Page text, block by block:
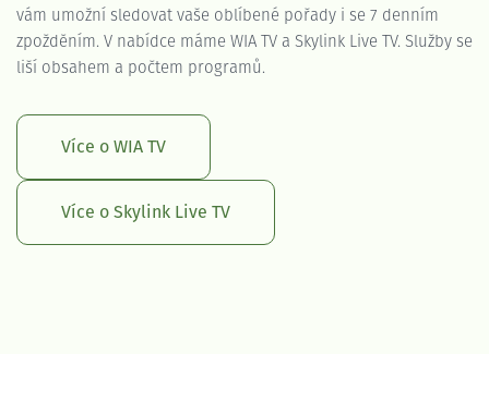
vám umožní sledovat vaše oblíbené pořady i se 7 denním
zpožděním. V nabídce máme WIA TV a Skylink Live TV. Služby se
liší obsahem a počtem programů.
Více o WIA TV
Více o Skylink Live TV